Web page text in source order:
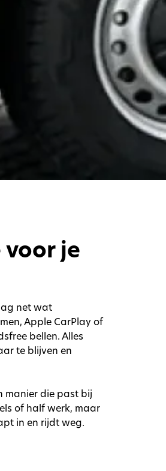
je
net wat
Apple CarPlay of
bellen. Alles
te blijven en
manier die past bij
of half werk, maar
in en rijdt weg.